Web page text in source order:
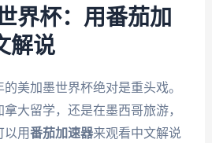
界杯：用番茄加
解说
美加墨世界杯绝对是重头戏。
大留学，还是在墨西哥旅游，
以用番茄加速器来观看中文解说